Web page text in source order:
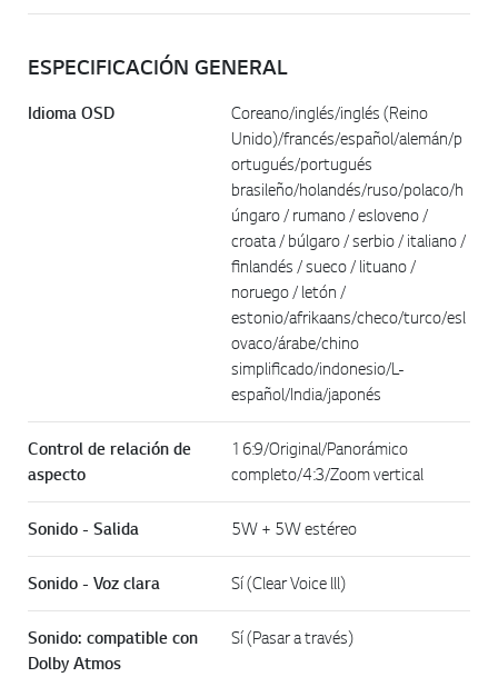
ESPECIFICACIÓN GENERAL
Idioma OSD
Coreano/inglés/inglés (Reino
Unido)/francés/español/alemán/p
ortugués/portugués
brasileño/holandés/ruso/polaco/h
úngaro / rumano / esloveno /
croata / búlgaro / serbio / italiano /
finlandés / sueco / lituano /
noruego / letón /
estonio/afrikaans/checo/turco/esl
ovaco/árabe/chino
simplificado/indonesio/L-
español/India/japonés
Control de relación de
aspecto
16:9/Original/Panorámico
completo/4:3/Zoom vertical
Sonido - Salida 5W + 5W estéreo
Sonido - Voz clara Sí (Clear Voice lll)
Sonido: compatible con
Dolby Atmos
Sí (Pasar a través)